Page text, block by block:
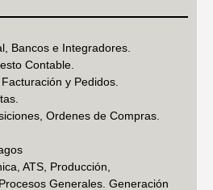
Bancos e Integradores.
Contable.
y Pedidos.
Ordenes de Compras.
ATS, Producción,
Generales. Generación